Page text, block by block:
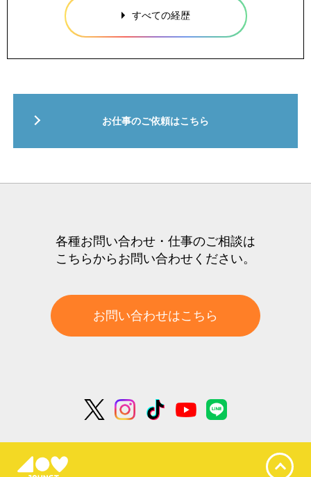
すべての経歴
お仕事のご依頼はこちら
各種お問い合わせ・仕事のご相談は
こちらからお問い合わせください。
お問い合わせはこちら